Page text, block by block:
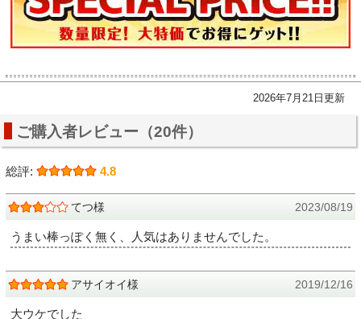
2026年7月21日更新
ご購入者レビュー（20件）
総評: 4.8
てつ様 2023/08/19
うまい棒っぽく無く、人気はありませんでした。
アサイオイ様 2019/12/16
大ウケでした